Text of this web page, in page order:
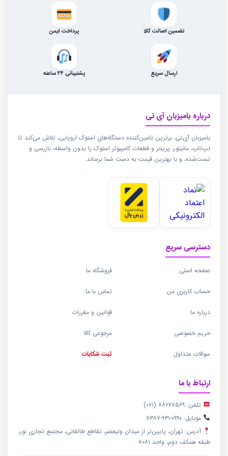
تضمین اصالت کالا پرداخت ایمن
ارسال سریع پشتیبانی ۲۴ ساعته
درباره بامیزبان آی تی
بامیزبان آی‌تی، برترین تامین‌کننده دستگاه‌های استوک اروپایی، تلاش می‌کند تا
لپ‌تاپ، مانیتور، پرینتر و قطعات کامپیوتر استوک را بدون واسطه، بازرسی و
تست‌شده، و با بهترین قیمت به دست شما برساند.
دسترسی سریع
صفحه اصلی فروشگاه ما
حساب کاربری من تماس با ما
درباره ما قوانین و مقررات
حریم خصوصی مرجوعی کالا
سوالات متداول ثبت شکایات
ارتباط با ما
تلفن: ۸۸۲۲۷۵۶۹ (۰۲۱)
موبایل: ۰۹۹۰-۹۳۱-۷۳۸۷
آدرس: تهران، پایین‌تر از میدان ولیعصر، تقاطع طالقانی، مجتمع تجاری نور،
طبقه همکف دوم، واحد ۷۰۸۱